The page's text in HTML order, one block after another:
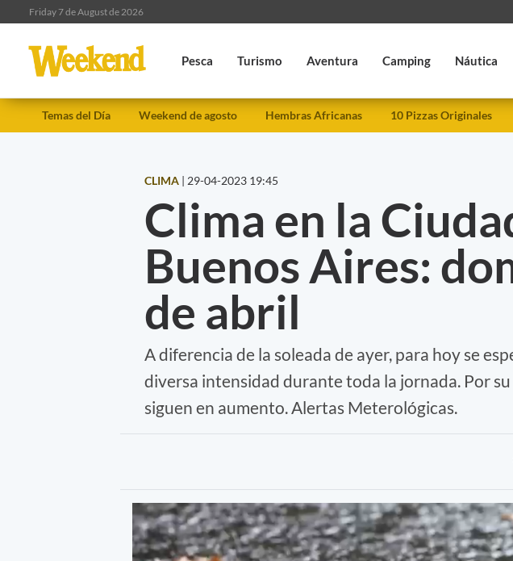
Friday 7 de August de 2026
Pesca Turismo Aventura Camping Náutica
Temas del Día Weekend de agosto Hembras Africanas 10 Pizzas Originales
CLIMA | 29-04-2023 19:45
Clima en la
Buenos Aires:
de abril
A diferencia de la soleada de ayer, para hoy se
diversa intensidad durante toda la jornada. Por
siguen en aumento. Alertas Meterológicas.